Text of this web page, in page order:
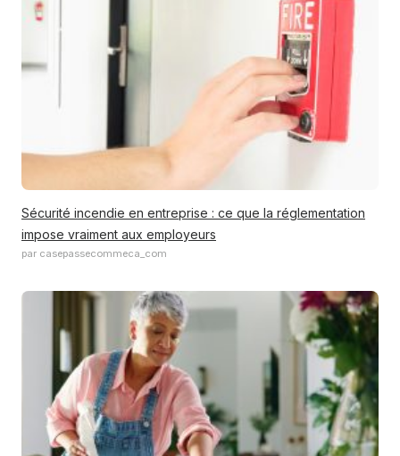
Sécurité incendie en entreprise : ce que la réglementation
impose vraiment aux employeurs
par casepassecommeca_com